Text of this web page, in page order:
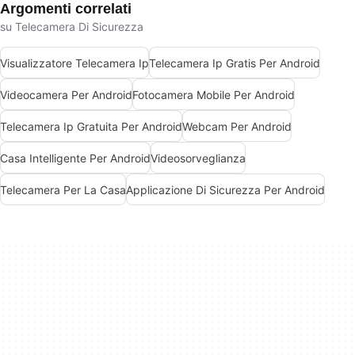
Argomenti correlati
su Telecamera Di Sicurezza
Visualizzatore Telecamera IpTelecamera Ip Gratis Per Android
Videocamera Per AndroidFotocamera Mobile Per Android
Telecamera Ip Gratuita Per AndroidWebcam Per Android
Casa Intelligente Per AndroidVideosorveglianza
Telecamera Per La CasaApplicazione Di Sicurezza Per Android